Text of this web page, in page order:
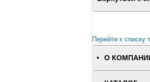
Перейти к списку
О